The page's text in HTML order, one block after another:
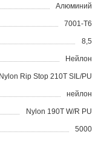
Алюминий
7001-Т6
8,5
Нейлон
Nylon Rip Stop 210T SIL/PU
нейлон
Nylon 190T W/R PU
5000